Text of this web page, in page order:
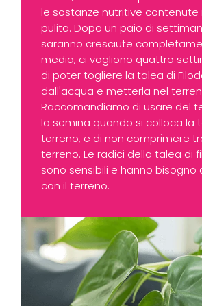
le sostanze nutritive contenute
pulita. Dopo un paio di
saranno cresciute
media, ci vogliono quattro
di poter togliere la talea di
dall'acqua e metterla nel
Raccomandiamo di usare del
la semina quando si colloca la
terreno, e di non comprimere
terreno. Le radici della talea di
sono sensibili e hanno bisogno
con il terreno.